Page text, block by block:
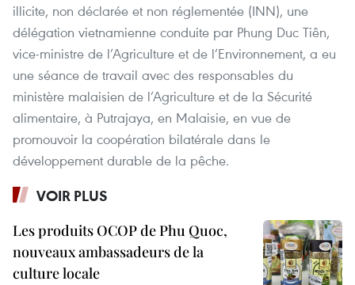
illicite, non déclarée et non réglementée (INN), une
délégation vietnamienne conduite par Phung Duc Tiên,
vice-ministre de l’Agriculture et de l’Environnement, a eu
une séance de travail avec des responsables du
ministère malaisien de l’Agriculture et de la Sécurité
alimentaire, à Putrajaya, en Malaisie, en vue de
promouvoir la coopération bilatérale dans le
développement durable de la pêche.
VOIR PLUS
Les produits OCOP de Phu Quoc,
nouveaux ambassadeurs de la
culture locale